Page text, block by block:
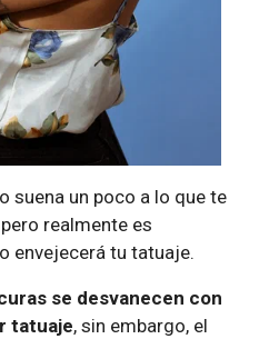
suena un poco a lo que te
realmente es
envejecerá tu tatuaje.
se desvanecen con
tatuaje, sin embargo, el